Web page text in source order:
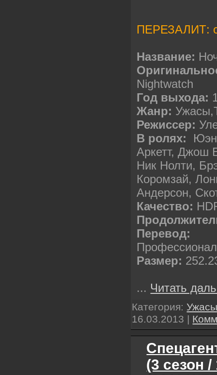
ПЕРЕЗАЛИТ:
Название:
Nightwatch
Год выхода:
Жанр:
Режиссер:
В ролях: Юэн
Аркетт, Джош
Ник Нолти,
Коромзай,
Андерсон,
Качество:
Перевод:
Размер:
... Читать
Категория:
16.03.2013 |
(3 сезон